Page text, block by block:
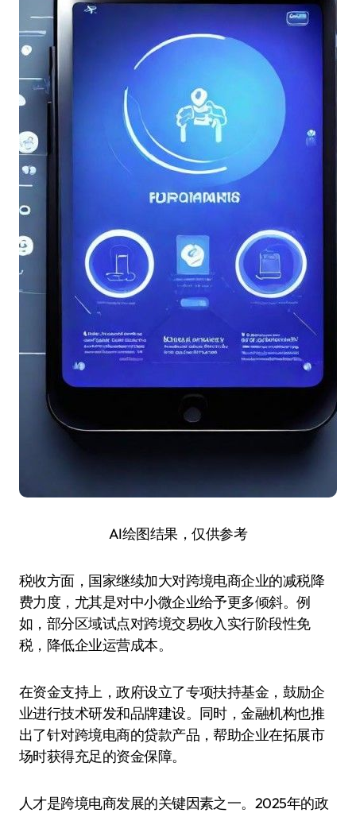
AI绘图结果，仅供参考
税收方面，国家继续加大对跨境电商企业的减税降
费力度，尤其是对中小微企业给予更多倾斜。例
如，部分区域试点对跨境交易收入实行阶段性免
税，降低企业运营成本。
在资金支持上，政府设立了专项扶持基金，鼓励企
业进行技术研发和品牌建设。同时，金融机构也推
出了针对跨境电商的贷款产品，帮助企业在拓展市
场时获得充足的资金保障。
人才是跨境电商发展的关键因素之一。2025年的政